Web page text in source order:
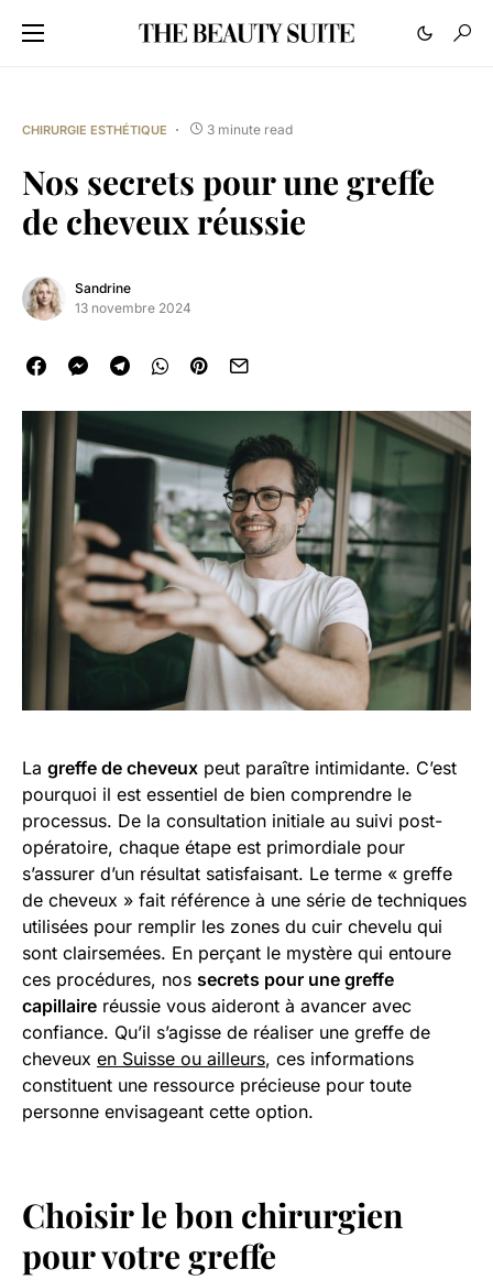
CHIRURGIE ESTHÉTIQUE 3 minute read
Nos secrets pour une greffe
de cheveux réussie
Sandrine
13 novembre 2024
La greffe de cheveux peut paraître intimidante. C’est
pourquoi il est essentiel de bien comprendre le
processus. De la consultation initiale au suivi post-
opératoire, chaque étape est primordiale pour
s’assurer d’un résultat satisfaisant. Le terme « greffe
de cheveux » fait référence à une série de techniques
utilisées pour remplir les zones du cuir chevelu qui
sont clairsemées. En perçant le mystère qui entoure
ces procédures, nos secrets pour une greffe
capillaire réussie vous aideront à avancer avec
confiance. Qu’il s’agisse de réaliser une greffe de
cheveux en Suisse ou ailleurs, ces informations
constituent une ressource précieuse pour toute
personne envisageant cette option.
Choisir le bon chirurgien
pour votre greffe